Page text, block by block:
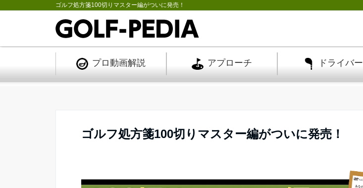
ゴルフ処方箋100切りマスター編がついに発売！
プロ動画解説 アプローチ ドライバー
ゴルフ処方箋100切りマスター編がついに発売！